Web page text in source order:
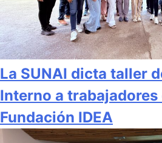
La SUNAI dicta taller
Interno a trabajadores
Fundación IDEA